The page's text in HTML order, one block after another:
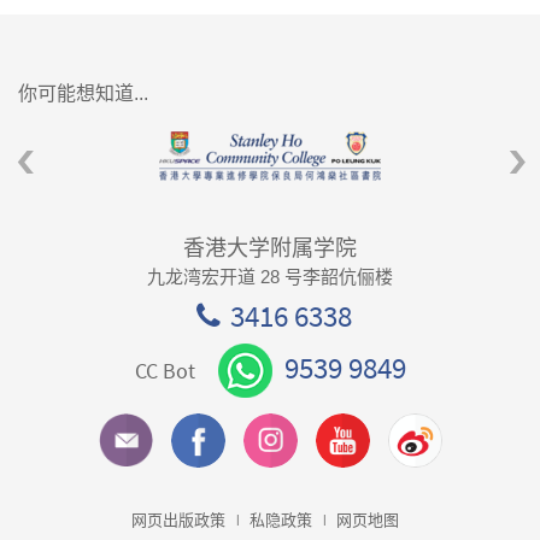
你可能想知道...
香港大学附属学院
九龙湾宏开道 28 号李韶伉俪楼
3416 6338
CC Bot 9539 9849
网页出版政策 私隐政策 网页地图